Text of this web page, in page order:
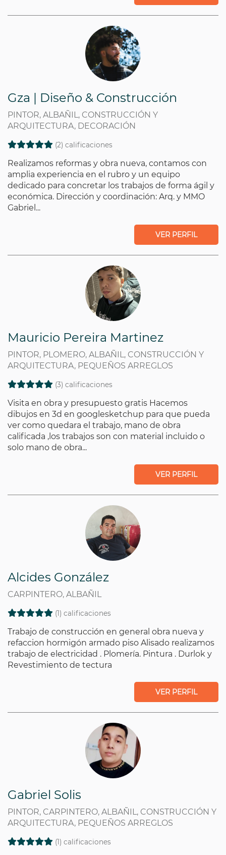
Gza | Diseño & Construcción
PINTOR, ALBAÑIL, CONSTRUCCIÓN Y
ARQUITECTURA, DECORACIÓN
(2) calificaciones
Realizamos reformas y obra nueva, contamos con
amplia experiencia en el rubro y un equipo
dedicado para concretar los trabajos de forma ágil y
económica. Dirección y coordinación: Arq. y MMO
Gabriel...
VER PERFIL
Mauricio Pereira Martinez
PINTOR, PLOMERO, ALBAÑIL, CONSTRUCCIÓN Y
ARQUITECTURA, PEQUEÑOS ARREGLOS
(3) calificaciones
Visita en obra y presupuesto gratis Hacemos
dibujos en 3d en googlesketchup para que pueda
ver como quedara el trabajo, mano de obra
calificada ,los trabajos son con material incluido o
solo mano de obra...
VER PERFIL
Alcides González
CARPINTERO, ALBAÑIL
(1) calificaciones
Trabajo de construcción en general obra nueva y
refaccion hormigón armado piso Alisado realizamos
trabajo de electricidad . Plomería. Pintura . Durlok y
Revestimiento de tectura
VER PERFIL
Gabriel Solis
PINTOR, CARPINTERO, ALBAÑIL, CONSTRUCCIÓN Y
ARQUITECTURA, PEQUEÑOS ARREGLOS
(1) calificaciones